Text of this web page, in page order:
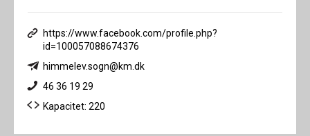
https://www.facebook.com/profile.php?
id=100057088674376
himmelev.sogn@km.dk
46 36 19 29
Kapacitet: 220